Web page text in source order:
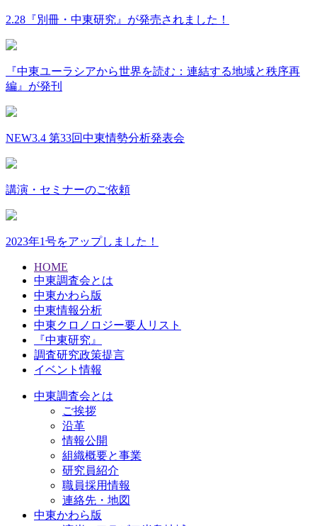
2.28『別冊・中東研究』が発売されました！
『中東ユーラシアから世界を読む：連結する地域と秩序再
編』が発刊
NEW3.4 第33回中東情勢分析発表会
講演・セミナーのご依頼
2023年1号をアップしました！
HOME
中東調査会とは
中東かわら版
中東情報分析
中東クロノロジー要人リスト
『中東研究』
調査研究政策提言
イベント情報
中東調査会とは
ご挨拶
沿革
情報公開
組織概要と事業
研究員紹介
職員採用情報
連絡先・地図
中東かわら版